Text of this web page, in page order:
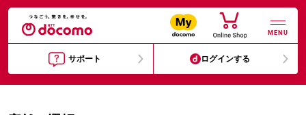
MENU
サポート ログインする